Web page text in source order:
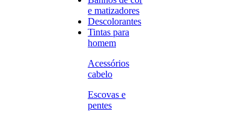
e matizadores
Descolorantes
Tintas para
homem
Acessórios
cabelo
Escovas e
pentes